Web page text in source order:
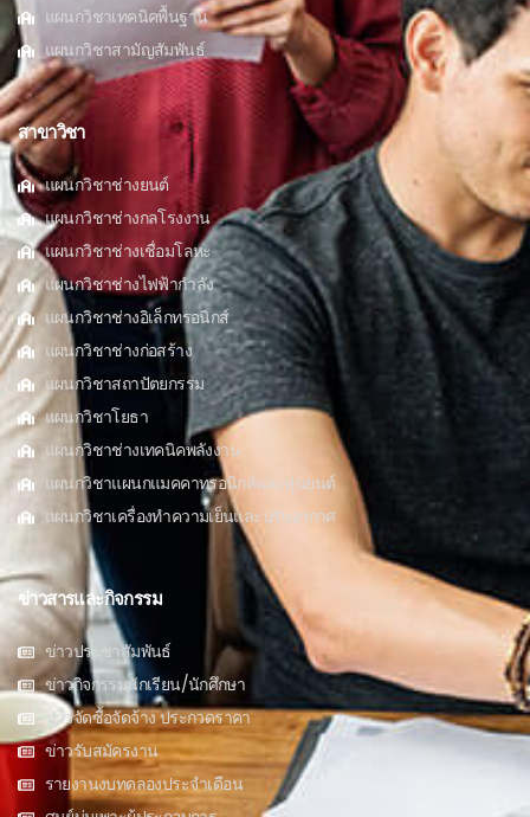
แผนกวิชาเทคนิคพื้นฐาน
แผนกวิชาสามัญสัมพันธ์
สาขาวิชา
แผนกวิชาช่างยนต์
แผนกวิชาช่างกลโรงงาน
แผนกวิชาช่างเชื่อมโลหะ
แผนกวิชาช่างไฟฟ้ากำลัง
แผนกวิชาช่างอิเล็กทรอนิกส์
แผนกวิชาช่างก่อสร้าง
แผนกวิชาสถาปัตยกรรม
แผนกวิชาโยธา
แผนกวิชาช่างเทคนิคพลังงาน
แผนกวิชาแผนกแมคคาทรอนิกส์และหุ่นยนต์
แผนกวิชาเครื่องทำความเย็นและปรับอากาศ
ข่าวสารและกิจกรรม
ข่าวประชาสัมพันธ์
ข่าวกิจกรรมนักเรียน/นักศึกษา
ข่าวจัดซื้อจัดจ้าง ประกวดราคา
ข่าวรับสมัครงาน
รายงานงบทดลองประจำเดือน